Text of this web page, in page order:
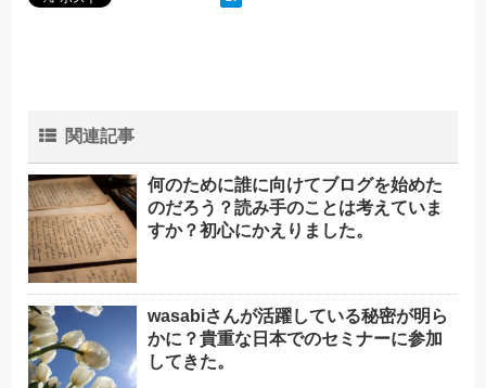
関連記事
何のために誰に向けてブログを始めた
のだろう？読み手のことは考えていま
すか？初心にかえりました。
wasabiさんが活躍している秘密が明ら
かに？貴重な日本でのセミナーに参加
してきた。